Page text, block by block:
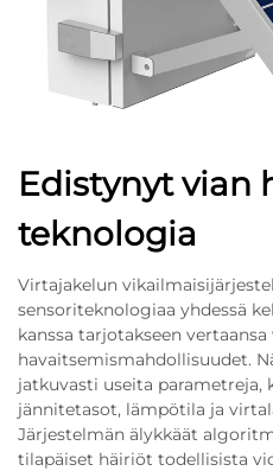
Edistynyt vian
teknologia
Virtajakelun
sensoriteknologiaa yhdessä
kanssa tarjotakseen
havaitsemismahdollisuudet.
jatkuvasti useita parametreja,
jännitetasot, lämpötila ja
Järjestelmän älykkäät
tilapäiset häiriöt todellisista